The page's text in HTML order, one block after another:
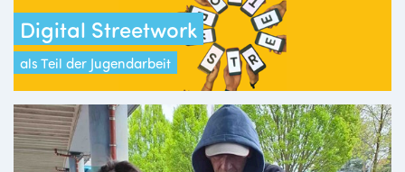
Digital Streetwork
als Teil der Jugendarbeit